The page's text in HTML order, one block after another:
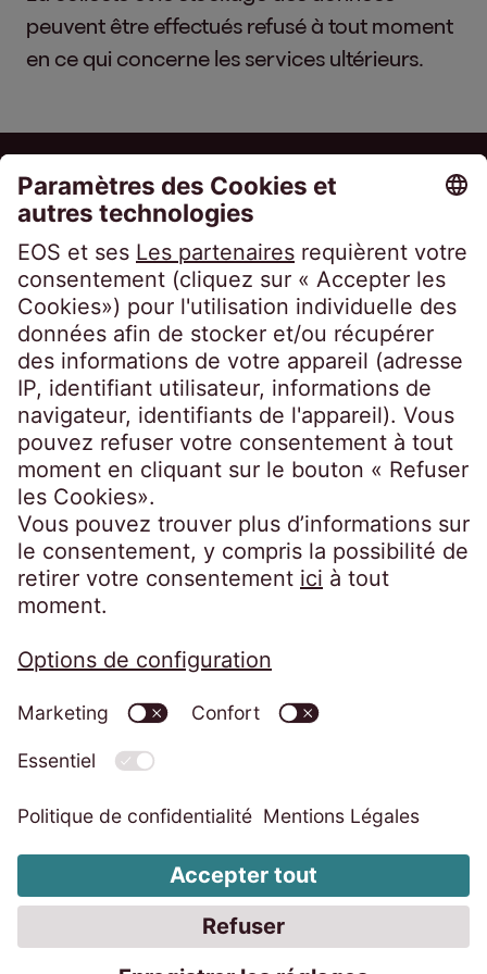
peuvent être effectués refusé à tout moment
en ce qui concerne les services ultérieurs.
EOS Holding GmbH
Steindamm 71
20099 Hamburg
Germany
crossborder@eos-solutions.com
Mentions légales Politique de confidentialité
Dispositif d’alerte professionnelle